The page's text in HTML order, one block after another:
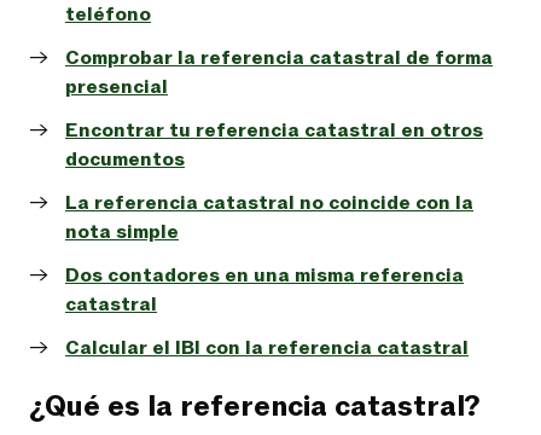
teléfono
Comprobar la referencia catastral de forma
presencial
Encontrar tu referencia catastral en otros
documentos
La referencia catastral no coincide con la
nota simple
Dos contadores en una misma referencia
catastral
Calcular el IBI con la referencia catastral
¿Qué es la referencia catastral?